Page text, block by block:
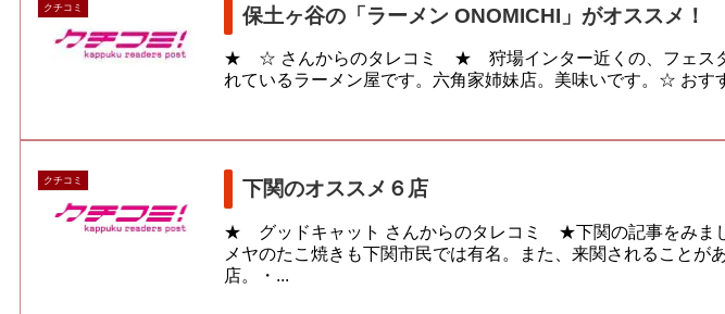
クチコミ 保土ヶ谷の「ラーメン ONOMICHI」がオススメ！
★ ☆ さんからのタレコミ ★ 狩場インター近くの、フェスタ
れているラーメン屋です。六角家姉妹店。美味いです。☆ お
クチコミ 下関のオススメ６店
★ グッドキャット さんからのタレコミ ★下関の記事をみま
メヤのたこ焼きも下関市民では有名。また、来関されることが
店。・...